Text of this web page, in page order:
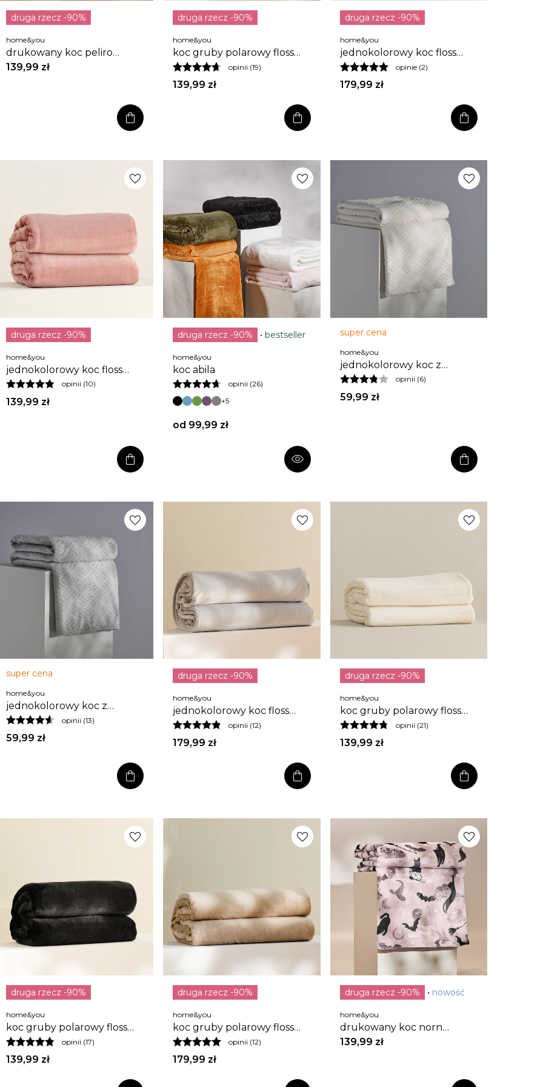
druga rzecz -90%
home&you
drukowany koc peliro
150x200 cm
139,99 zł
shopping_bag
druga rzecz -90%
home&you
koc gruby polarowy floss
150x200 cmopinii (19)
139,99 zł
shopping_bag
druga rzecz -90%
home&you
jednokolorowy koc floss
200x220 cmopinie (2)
179,99 zł
shopping_bag
favorite
druga rzecz -90%
home&you
jednokolorowy koc floss
150x200 cmopinii (10)
139,99 zł
shopping_bag
favorite
druga rzecz -90% bestseller
home&you
koc abila
opinii (26)
+5
od 99,99 zł
visibility
favorite
super cena
home&you
jednokolorowy koc z
wytłoczonym wzorem esme
opinii (6)
59,99 zł
shopping_bag
favorite
super cena
home&you
jednokolorowy koc z
wytłoczonym wzorem esme
opinii (13)
59,99 zł
shopping_bag
favorite
druga rzecz -90%
home&you
jednokolorowy koc floss
200x220 cmopinii (12)
179,99 zł
shopping_bag
favorite
druga rzecz -90%
home&you
koc gruby polarowy floss
150x200 cmopinii (21)
139,99 zł
shopping_bag
favorite
druga rzecz -90%
home&you
koc gruby polarowy floss
150x200 cmopinii (17)
139,99 zł
favorite
druga rzecz -90%
home&you
koc gruby polarowy floss
200x220 cmopinii (12)
179,99 zł
favorite
druga rzecz -90% nowość
home&you
drukowany koc norn
150x200 cm
139,99 zł